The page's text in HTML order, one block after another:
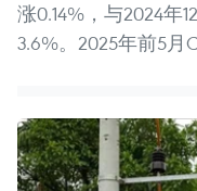
涨0.14%，与2024年
3.6%。2025年前5月